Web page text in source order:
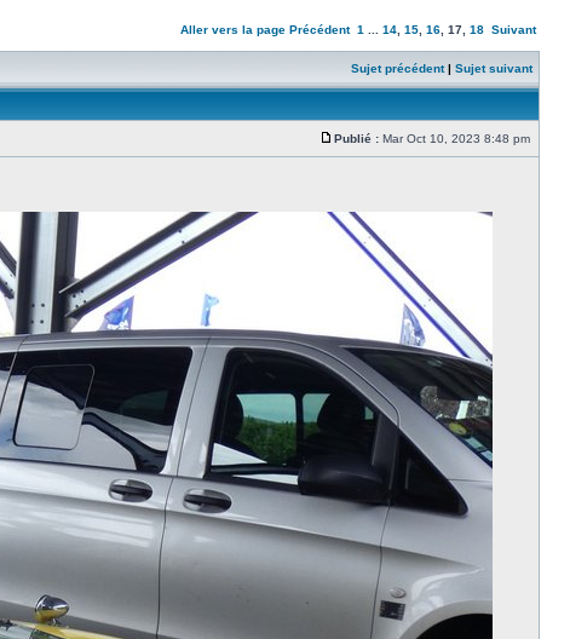
Aller vers la page Précédent 1 14 15 16 17 18 Suivant
Sujet précédent| Sujet suivant
Publié : Mar Oct 10, 2023 8:48 pm